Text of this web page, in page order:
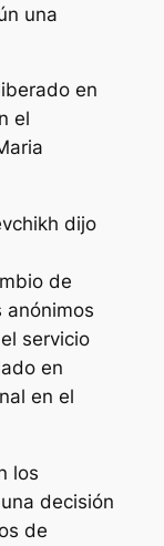
una
en
el
dijo
de
anónimos
servicio
en
en el
los
decisión
de